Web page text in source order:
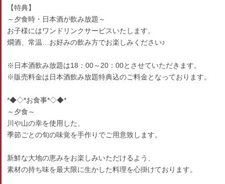
【特典】
～夕食時・日本酒が飲み放題～
お子様にはワンドリンクサービスいたします。
燗酒、常温…お好みの飲み方でお楽しみください♪
※日本酒飲み放題は18：00～20：00とさせていただきます。
※販売料金は日本酒飲み放題特典込のご料金となっております。
*◆◇*お食事*◇◆*
～夕食～
川や山の幸を使用した、
季節ごとの旬の味覚を手作りでご用意致します。
新鮮な大地の恵みをお楽しみいただけるよう、
素材の持ち味を最大限に生かした料理を心掛けております。